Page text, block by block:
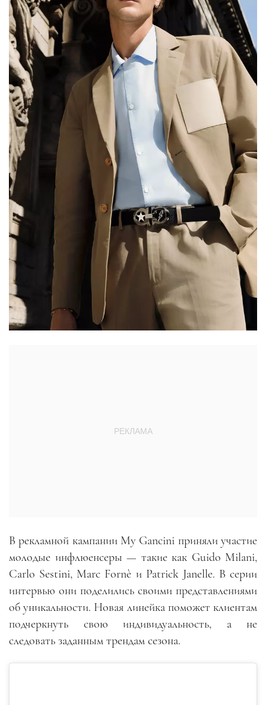
В рекламной кампании My Gancini приняли участие
молодые инфлюенсеры — такие как Guido Milani,
Carlo Sestini, Marc Fornè и Patrick Janelle. В серии
интервью они поделились своими представлениями
об уникальности. Новая линейка поможет клиентам
подчеркнуть свою индивидуальность, а не
следовать заданным трендам сезона.